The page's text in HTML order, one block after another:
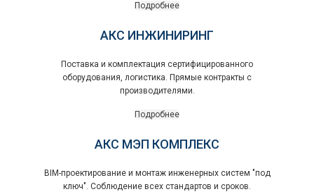
Подробнее
АКС ИНЖИНИРИНГ
Поставка и комплектация сертифицированного
оборудования, логистика. Прямые контракты с
производителями.
Подробнее
АКС МЭП КОМПЛЕКС
BIM-проектирование и монтаж инженерных систем "под
ключ". Соблюдение всех стандартов и сроков.